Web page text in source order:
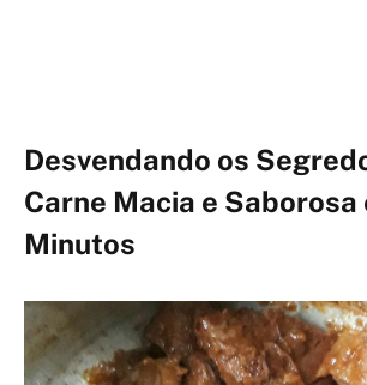
Desvendando os
Carne Macia e Saborosa
Minutos